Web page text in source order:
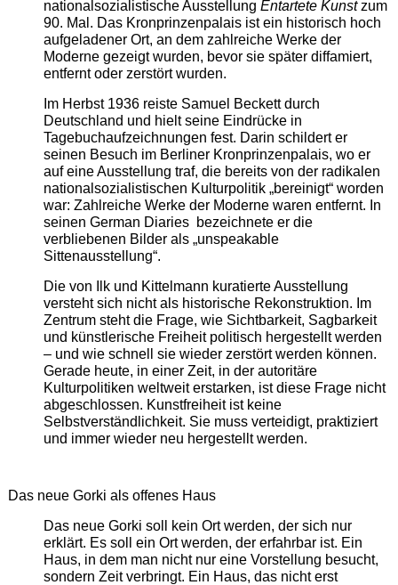
nationalsozialistische Ausstellung Entartete Kunstzum
90. Mal. Das Kronprinzenpalais ist ein historisch hoch
aufgeladener Ort, an dem zahlreiche Werke der
Moderne gezeigt wurden, bevor sie später diffamiert,
entfernt oder zerstört wurden.
Im Herbst 1936 reiste Samuel Beckett durch
Deutschland und hielt seine Eindrücke in
Tagebuchaufzeichnungen fest. Darin schildert er
seinen Besuch im Berliner Kronprinzenpalais, wo er
auf eine Ausstellung traf, die bereits von der radikalen
nationalsozialistischen Kulturpolitik „bereinigt“ worden
war: Zahlreiche Werke der Moderne waren entfernt. In
seinen German Diaries bezeichnete er die
verbliebenen Bilder als „unspeakable
Sittenausstellung“.
Die von Ilk und Kittelmann kuratierte Ausstellung
versteht sich nicht als historische Rekonstruktion. Im
Zentrum steht die Frage, wie Sichtbarkeit, Sagbarkeit
und künstlerische Freiheit politisch hergestellt werden
– und wie schnell sie wieder zerstört werden können.
Gerade heute, in einer Zeit, in der autoritäre
Kulturpolitiken weltweit erstarken, ist diese Frage nicht
abgeschlossen. Kunstfreiheit ist keine
Selbstverständlichkeit. Sie muss verteidigt, praktiziert
und immer wieder neu hergestellt werden.
Das neue Gorki als offenes Haus
Das neue Gorki soll kein Ort werden, der sich nur
erklärt. Es soll ein Ort werden, der erfahrbar ist. Ein
Haus, in dem man nicht nur eine Vorstellung besucht,
sondern Zeit verbringt. Ein Haus, das nicht erst